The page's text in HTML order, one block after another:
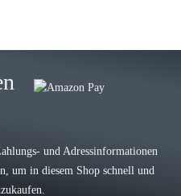
Lieferung, man kann bedenkenlos
und Adressinformationen
um in diesem Shop schnell und